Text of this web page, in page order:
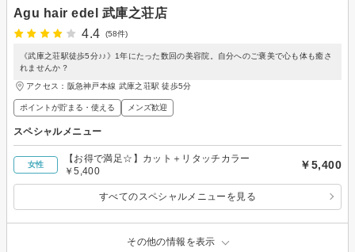
Agu hair edel 武庫之荘店
4.4
(58件)
《武庫之荘駅徒歩5分♪♪》1年にたった数回の美容院。自分へのご褒美で心も体も癒さ
れませんか？
アクセス：阪急神戸本線 武庫之荘駅 徒歩5分
ポイントが貯まる・使える メンズ歓迎
スペシャルメニュー
女性
【お得で満足☆】カット＋リタッチカラー
￥5,400
￥5,400
すべてのスペシャルメニューを見る
その他の情報を表示